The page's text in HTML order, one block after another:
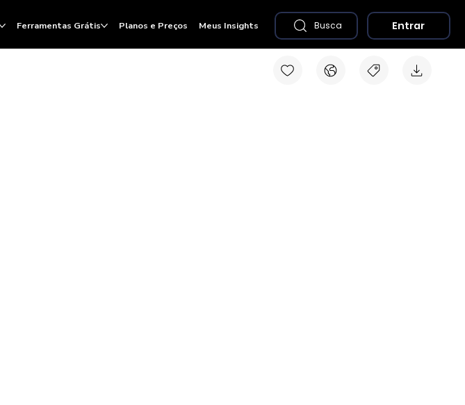
Ferramentas Grátis Planos e Preços Meus Insights Busca Entrar